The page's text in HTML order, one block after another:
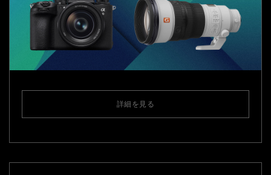
詳細を見る